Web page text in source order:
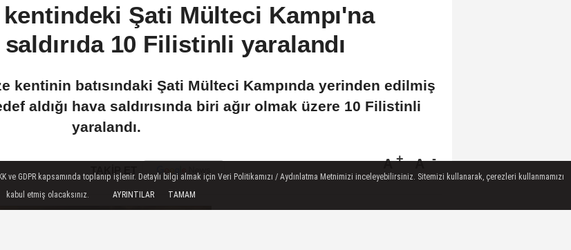
Şati Mülteci Kampı'na
10 Filistinli yaralandı
kentinin batısındaki Şati Mülteci Kampında yerinden edilmiş
aldığı hava saldırısında biri ağır olmak üzere 10 Filistinli
yaralandı.
TAKİP ET A
Büyüt
A
Küçült
GDPR kapsamında toplanıp işlenir. Detaylı bilgi almak için Veri Politikamızı / Aydınlatma Metnimizi inceleyebilirsiniz. Sitemizi kullanarak, çerezleri kullanmamızı
kabul etmiş olacaksınız.
AYRINTILAR TAMAM